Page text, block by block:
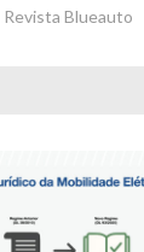
Revista Blueauto